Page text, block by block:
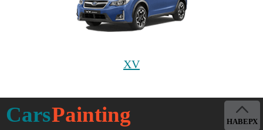
XV
CarsPainting НАВЕРХ